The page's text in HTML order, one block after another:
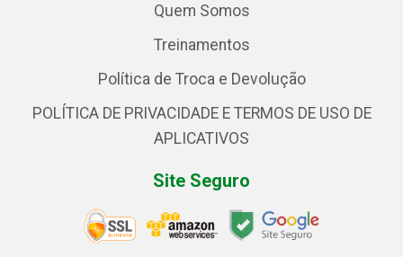
Quem Somos
Treinamentos
Política de Troca e Devolução
POLÍTICA DE PRIVACIDADE E TERMOS DE USO DE
APLICATIVOS
Site Seguro